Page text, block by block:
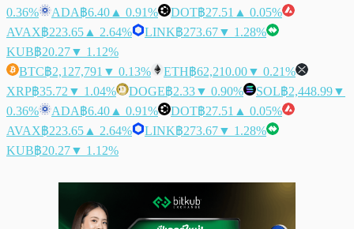
0.36%
ADA฿6.40 ▲ 0.91% DOT฿27.51 ▲ 0.05%
AVAX฿223.65 ▲ 2.64% LINK฿273.67▼ 1.28%
KUB฿20.27▼ 1.12%
BTC฿2,127,791 ▼ 0.13% ETH฿62,210.00▼ 0.21%
XRP฿35.72 ▼ 1.04% DOGE฿2.33▼ 0.90% SOL฿2,448.99▼
0.36%
ADA฿6.40 ▲ 0.91% DOT฿27.51 ▲ 0.05%
AVAX฿223.65 ▲ 2.64% LINK฿273.67▼ 1.28%
KUB฿20.27▼ 1.12%